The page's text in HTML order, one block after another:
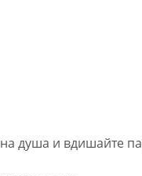
душа и вдишайте